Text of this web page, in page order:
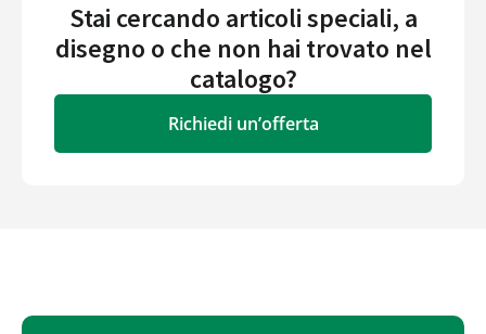
Stai cercando articoli speciali, a
disegno o che non hai trovato nel
catalogo?
Richiedi un’offerta